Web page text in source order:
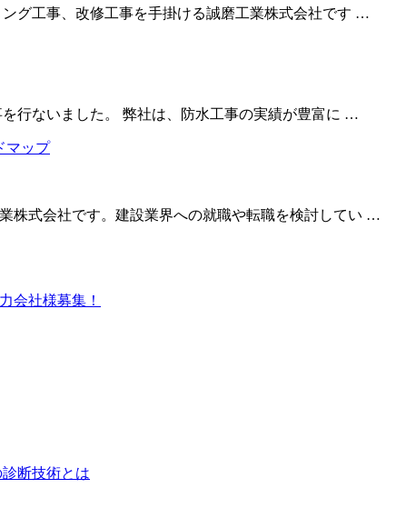
グ工事、改修工事を手掛ける誠磨工業株式会社です …
行ないました。 弊社は、防水工事の実績が豊富に …
株式会社です。建設業界への就職や転職を検討してい …
会社様募集！
断技術とは